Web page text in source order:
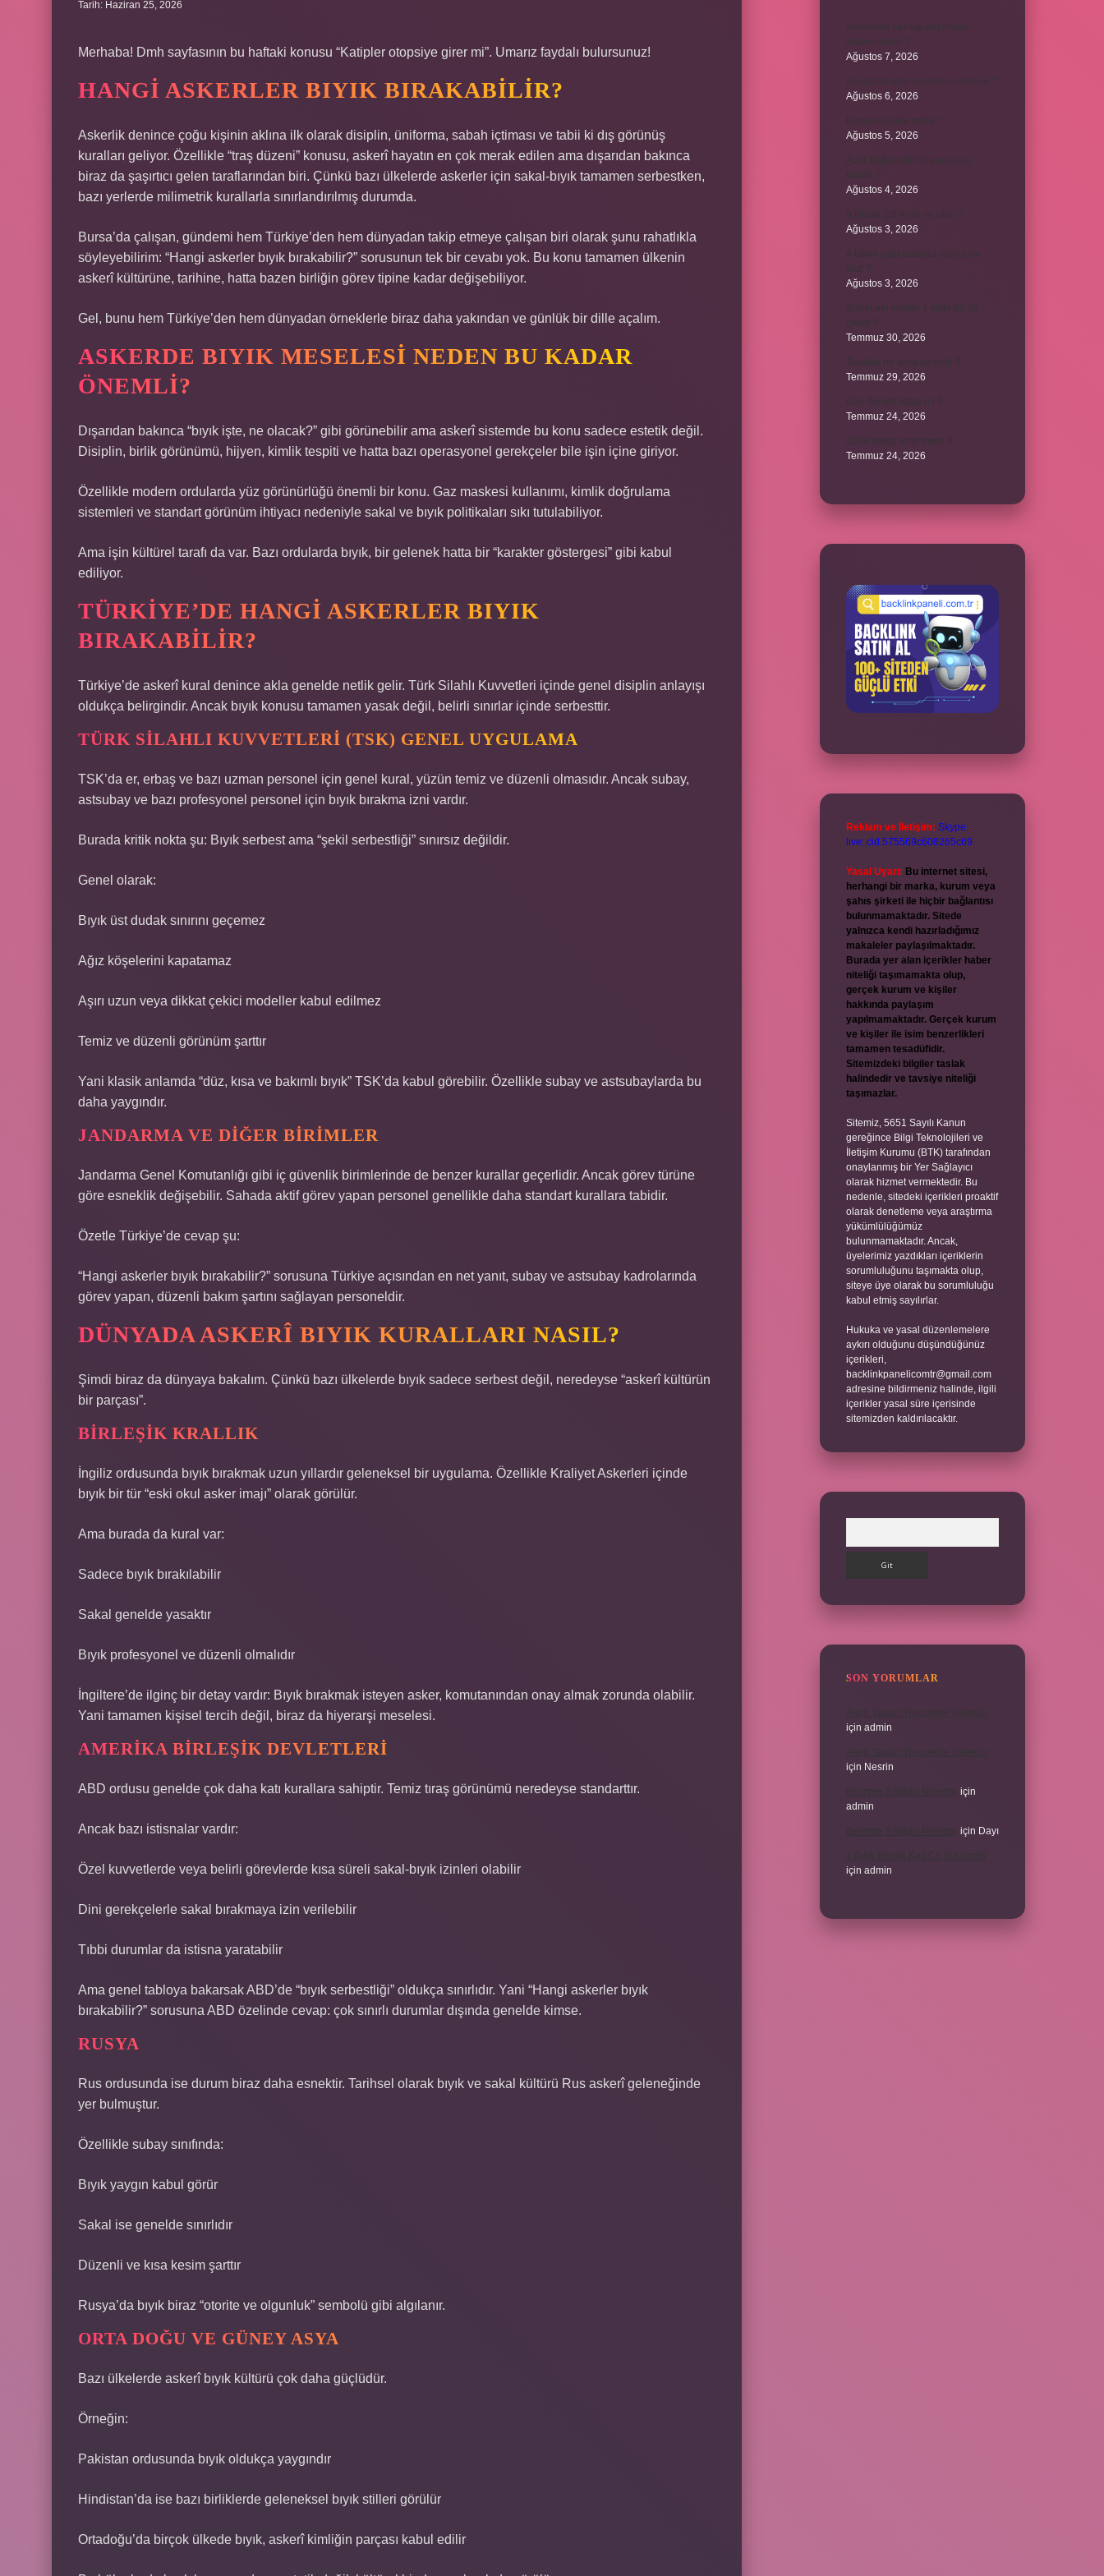
Tarih: Haziran 25, 2026
Merhaba! Dmh sayfasının bu haftaki konusu “Katipler otopsiye girer mi”. Umarız faydalı bulursunuz!
HANGI ASKERLER BIYIK BIRAKABILIR?
Askerlik denince çoğu kişinin aklına ilk olarak disiplin, üniforma, sabah içtiması ve tabii ki dış görünüş
kuralları geliyor. Özellikle “traş düzeni” konusu, askerî hayatın en çok merak edilen ama dışarıdan bakınca
biraz da şaşırtıcı gelen taraflarından biri. Çünkü bazı ülkelerde askerler için sakal-bıyık tamamen serbestken,
bazı yerlerde milimetrik kurallarla sınırlandırılmış durumda.
Bursa’da çalışan, gündemi hem Türkiye’den hem dünyadan takip etmeye çalışan biri olarak şunu rahatlıkla
söyleyebilirim: “Hangi askerler bıyık bırakabilir?” sorusunun tek bir cevabı yok. Bu konu tamamen ülkenin
askerî kültürüne, tarihine, hatta bazen birliğin görev tipine kadar değişebiliyor.
Gel, bunu hem Türkiye’den hem dünyadan örneklerle biraz daha yakından ve günlük bir dille açalım.
ASKERDE BIYIK MESELESI NEDEN BU KADAR
ÖNEMLI?
Dışarıdan bakınca “bıyık işte, ne olacak?” gibi görünebilir ama askerî sistemde bu konu sadece estetik değil.
Disiplin, birlik görünümü, hijyen, kimlik tespiti ve hatta bazı operasyonel gerekçeler bile işin içine giriyor.
Özellikle modern ordularda yüz görünürlüğü önemli bir konu. Gaz maskesi kullanımı, kimlik doğrulama
sistemleri ve standart görünüm ihtiyacı nedeniyle sakal ve bıyık politikaları sıkı tutulabiliyor.
Ama işin kültürel tarafı da var. Bazı ordularda bıyık, bir gelenek hatta bir “karakter göstergesi” gibi kabul
ediliyor.
TÜRKIYE’DE HANGI ASKERLER BIYIK
BIRAKABILIR?
Türkiye’de askerî kural denince akla genelde netlik gelir. Türk Silahlı Kuvvetleri içinde genel disiplin anlayışı
oldukça belirgindir. Ancak bıyık konusu tamamen yasak değil, belirli sınırlar içinde serbesttir.
TÜRK SILAHLI KUVVETLERI (TSK) GENEL UYGULAMA
TSK’da er, erbaş ve bazı uzman personel için genel kural, yüzün temiz ve düzenli olmasıdır. Ancak subay,
astsubay ve bazı profesyonel personel için bıyık bırakma izni vardır.
Burada kritik nokta şu: Bıyık serbest ama “şekil serbestliği” sınırsız değildir.
Genel olarak:
Bıyık üst dudak sınırını geçemez
Ağız köşelerini kapatamaz
Aşırı uzun veya dikkat çekici modeller kabul edilmez
Temiz ve düzenli görünüm şarttır
Yani klasik anlamda “düz, kısa ve bakımlı bıyık” TSK’da kabul görebilir. Özellikle subay ve astsubaylarda bu
daha yaygındır.
JANDARMA VE DIĞER BIRIMLER
Jandarma Genel Komutanlığı gibi iç güvenlik birimlerinde de benzer kurallar geçerlidir. Ancak görev türüne
göre esneklik değişebilir. Sahada aktif görev yapan personel genellikle daha standart kurallara tabidir.
Özetle Türkiye’de cevap şu:
“Hangi askerler bıyık bırakabilir?” sorusuna Türkiye açısından en net yanıt, subay ve astsubay kadrolarında
görev yapan, düzenli bakım şartını sağlayan personeldir.
DÜNYADA ASKERÎ BIYIK KURALLARI NASIL?
Şimdi biraz da dünyaya bakalım. Çünkü bazı ülkelerde bıyık sadece serbest değil, neredeyse “askerî kültürün
bir parçası”.
BIRLEŞIK KRALLIK
İngiliz ordusunda bıyık bırakmak uzun yıllardır geleneksel bir uygulama. Özellikle Kraliyet Askerleri içinde
bıyık bir tür “eski okul asker imajı” olarak görülür.
Ama burada da kural var:
Sadece bıyık bırakılabilir
Sakal genelde yasaktır
Bıyık profesyonel ve düzenli olmalıdır
İngiltere’de ilginç bir detay vardır: Bıyık bırakmak isteyen asker, komutanından onay almak zorunda olabilir.
Yani tamamen kişisel tercih değil, biraz da hiyerarşi meselesi.
AMERIKA BIRLEŞIK DEVLETLERI
ABD ordusu genelde çok daha katı kurallara sahiptir. Temiz tıraş görünümü neredeyse standarttır.
Ancak bazı istisnalar vardır:
Özel kuvvetlerde veya belirli görevlerde kısa süreli sakal-bıyık izinleri olabilir
Dini gerekçelerle sakal bırakmaya izin verilebilir
Tıbbi durumlar da istisna yaratabilir
Ama genel tabloya bakarsak ABD’de “bıyık serbestliği” oldukça sınırlıdır. Yani “Hangi askerler bıyık
bırakabilir?” sorusuna ABD özelinde cevap: çok sınırlı durumlar dışında genelde kimse.
RUSYA
Rus ordusunda ise durum biraz daha esnektir. Tarihsel olarak bıyık ve sakal kültürü Rus askerî geleneğinde
yer bulmuştur.
Özellikle subay sınıfında:
Bıyık yaygın kabul görür
Sakal ise genelde sınırlıdır
Düzenli ve kısa kesim şarttır
Rusya’da bıyık biraz “otorite ve olgunluk” sembolü gibi algılanır.
ORTA DOĞU VE GÜNEY ASYA
Bazı ülkelerde askerî bıyık kültürü çok daha güçlüdür.
Örneğin:
Pakistan ordusunda bıyık oldukça yaygındır
Hindistan’da ise bazı birliklerde geleneksel bıyık stilleri görülür
Ortadoğu’da birçok ülkede bıyık, askerî kimliğin parçası kabul edilir
Kemerleri sıkmak deyiminin
anlamı nedir ?
Ağustos 7, 2026
Bordroda aynı yardım ne demek ?
Ağustos 6, 2026
Koşulsuz iade nedir ?
Ağustos 5, 2026
Avar Kağanlığı’nın kurucusu
kimdir ?
Ağustos 4, 2026
8 Nisan 2004’de ne oldu ?
Ağustos 3, 2026
4 takım aynı puanda olursa ne
olur ?
Ağustos 3, 2026
Şubat ayı neden 4 yılda bir 29
çeker ?
Temmuz 30, 2026
Tevafuk ne anlama gelir ?
Temmuz 29, 2026
Karı demek kaba mı ?
Temmuz 24, 2026
2024 hangi renk trend ?
Temmuz 24, 2026
Reklam ve İletişim: Skype:
live:.cid.575569c608265c69
Yasal Uyarı: Bu internet sitesi,
herhangi bir marka, kurum veya
şahıs şirketi ile hiçbir bağlantısı
bulunmamaktadır. Sitede
yalnızca kendi hazırladığımız
makaleler paylaşılmaktadır.
Burada yer alan içerikler haber
niteliği taşımamakta olup,
gerçek kurum ve kişiler
hakkında paylaşım
yapılmamaktadır. Gerçek kurum
ve kişiler ile isim benzerlikleri
tamamen tesadüfidir.
Sitemizdeki bilgiler taslak
halindedir ve tavsiye niteliği
taşımazlar.
Sitemiz, 5651 Sayılı Kanun
gereğince Bilgi Teknolojileri ve
İletişim Kurumu (BTK) tarafından
onaylanmış bir Yer Sağlayıcı
olarak hizmet vermektedir. Bu
nedenle, sitedeki içerikleri proaktif
olarak denetleme veya araştırma
yükümlülüğümüz
bulunmamaktadır. Ancak,
üyelerimiz yazdıkları içeriklerin
sorumluluğunu taşımakta olup,
siteye üye olarak bu sorumluluğu
kabul etmiş sayılırlar.
Hukuka ve yasal düzenlemelere
aykırı olduğunu düşündüğünüz
içerikleri,
backlinkpanelicomtr@gmail.com
adresine bildirmeniz halinde, ilgili
içerikler yasal süre içerisinde
sitemizden kaldırılacaktır.
SON YORUMLAR
için admin
için Nesrin
için
admin
için Dayı
için admin